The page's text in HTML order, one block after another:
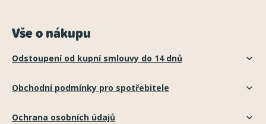
Vše o nákupu
Odstoupení od kupní smlouvy do 14 dnů
Obchodní podmínky pro spotřebitele
Ochrana osobních údajů